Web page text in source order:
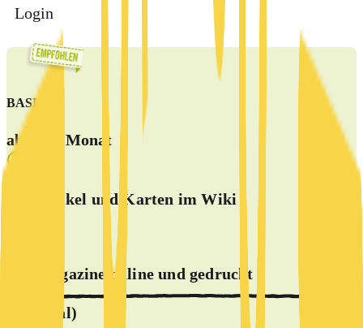
BASIS
ab5 € /Monat
alle Artikel und Karten im Wiki
alle Magazine online und gedruckt
(optional)
Login